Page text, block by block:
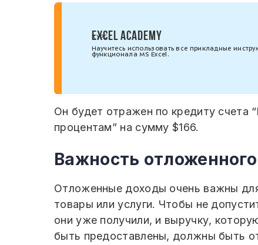
КУРС
EXCEL ACADEMY
Научитесь использовать все прикладные
функционала MS Excel.
Он будет отражен по кредиту счета
процентам” на сумму $166.
Важность
Отложенные доходы очень важны
товары или услуги. Чтобы не
они уже получили, и выручку,
быть предоставлены, должны быть